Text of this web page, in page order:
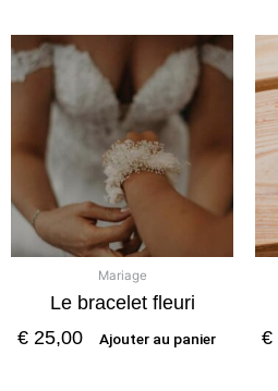
Mariage
Le bracelet fleuri
€ 25,00 Ajouter au panier
€